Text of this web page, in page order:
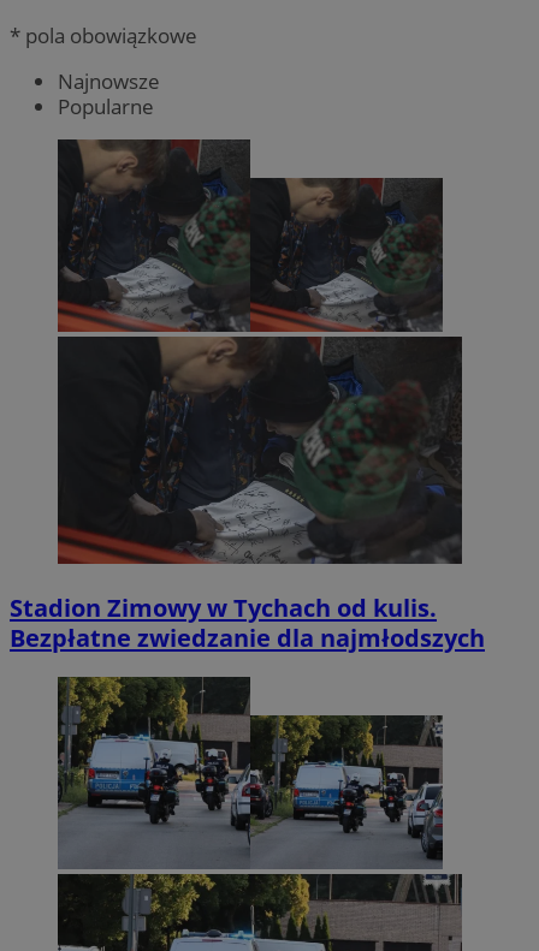
* pola obowiązkowe
Najnowsze
Popularne
Stadion Zimowy w Tychach od kulis.
Bezpłatne zwiedzanie dla najmłodszych